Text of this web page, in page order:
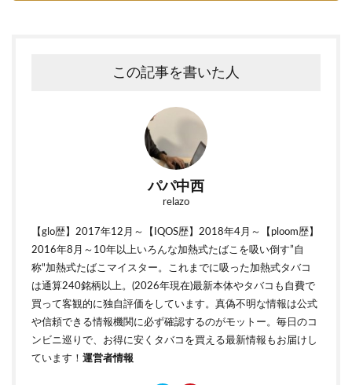
この記事を書いた人
パパ中西
relazo
【glo歴】2017年12月～【IQOS歴】2018年4月～【ploom歴】
2016年8月～10年以上いろんな加熱式たばこを吸い倒す”自
称"加熱式たばこマイスター。これまでに吸った加熱式タバコ
は通算240銘柄以上。(2026年現在)最新本体やタバコも自費で
買って客観的に独自評価をしています。真偽不明な情報は公式
や信頼できる情報機関に必ず確認するのがモットー。毎日のコ
ンビニ巡りで、お得に安くタバコを買える最新情報もお届けし
ています！ 運営者情報